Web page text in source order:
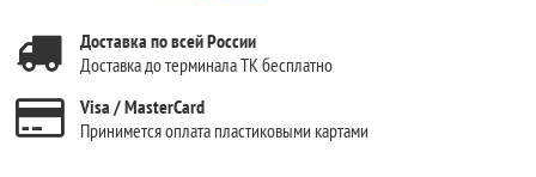
Доставка по всей России
Доставка до терминала ТК бесплатно
Visa / MasterCard
Принимется оплата пластиковыми картами